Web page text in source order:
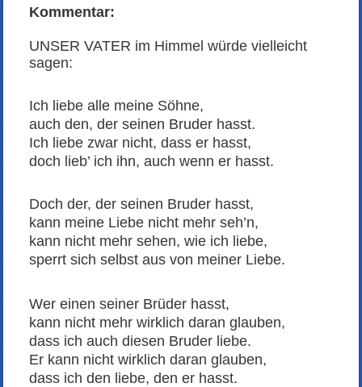
Kommentar:
UNSER VATER im Himmel würde vielleicht
sagen:
Ich liebe alle meine Söhne,
auch den, der seinen Bruder hasst.
Ich liebe zwar nicht, dass er hasst,
doch lieb’ ich ihn, auch wenn er hasst.
Doch der, der seinen Bruder hasst,
kann meine Liebe nicht mehr seh’n,
kann nicht mehr sehen, wie ich liebe,
sperrt sich selbst aus von meiner Liebe.
Wer einen seiner Brüder hasst,
kann nicht mehr wirklich daran glauben,
dass ich auch diesen Bruder liebe.
Er kann nicht wirklich daran glauben,
dass ich den liebe, den er hasst.